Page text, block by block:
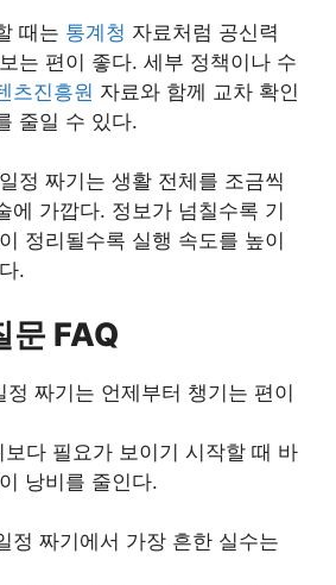
때는 통계청 자료처럼 공신력
는 편이 좋다. 세부 정책이나 수
츠진흥원 자료와 함께 교차 확인
줄일 수 있다.
정 짜기는 생활 전체를 조금씩
에 가깝다. 정보가 넘칠수록 기
정리될수록 실행 속도를 높이
.
문 FAQ
정 짜기는 언제부터 챙기는 편이
보다 필요가 보이기 시작할 때 바
낭비를 줄인다.
정 짜기에서 가장 흔한 실수는